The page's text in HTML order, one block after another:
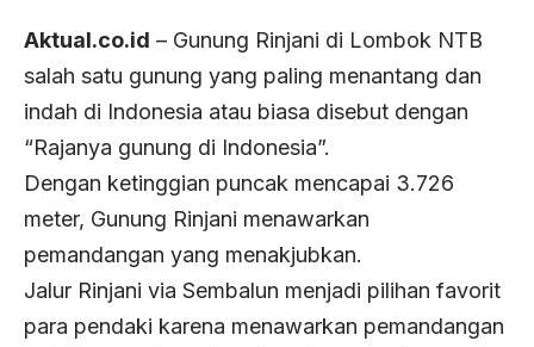
Aktual.co.id – Gunung Rinjani di Lombok NTB
salah satu gunung yang paling menantang dan
indah di Indonesia atau biasa disebut dengan
“Rajanya gunung di Indonesia”.
Dengan ketinggian puncak mencapai 3.726
meter, Gunung Rinjani menawarkan
pemandangan yang menakjubkan.
Jalur Rinjani via Sembalun menjadi pilihan favorit
para pendaki karena menawarkan pemandangan